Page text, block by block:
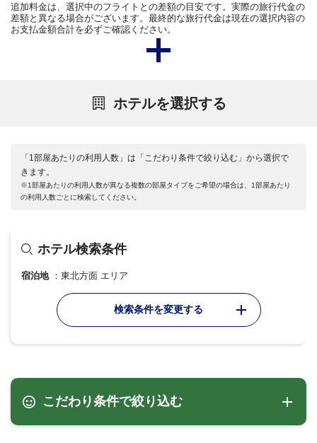
追加料金は、選択中のフライトとの差額の目安です。実際の旅行代金の
差額と異なる場合がございます。最終的な旅行代金は現在の選択内容の
お支払金額合計を必ずご確認ください。
ホテルを選択する
「1部屋あたりの利用人数」は「こだわり条件で絞り込む」から選択で
きます。
※1部屋あたりの利用人数が異なる複数の部屋タイプをご希望の場合は、1部屋あたり
の利用人数ごとに検索してください。
ホテル検索条件
宿泊地 東北方面 エリア
検索条件を変更する
こだわり条件で絞り込む